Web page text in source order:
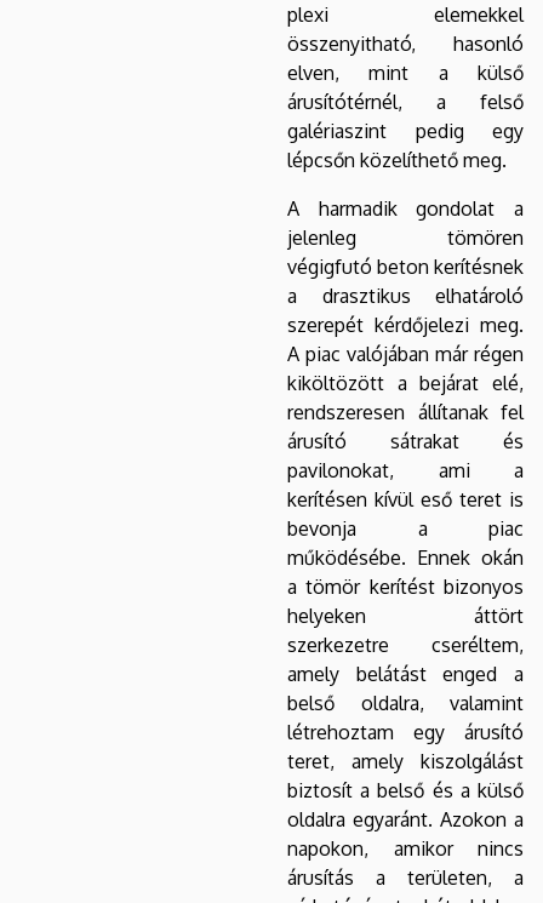
plexi elemekkel
összenyitható, hasonló
elven, mint a külső
árusítótérnél, a felső
galériaszint pedig egy
lépcsőn közelíthető meg.
A harmadik gondolat a
jelenleg tömören
végigfutó beton kerítésnek
a drasztikus elhatároló
szerepét kérdőjelezi meg.
A piac valójában már régen
kiköltözött a bejárat elé,
rendszeresen állítanak fel
árusító sátrakat és
pavilonokat, ami a
kerítésen kívül eső teret is
bevonja a piac
működésébe. Ennek okán
a tömör kerítést bizonyos
helyeken áttört
szerkezetre cseréltem,
amely belátást enged a
belső oldalra, valamint
létrehoztam egy árusító
teret, amely kiszolgálást
biztosít a belső és a külső
oldalra egyaránt. Azokon a
napokon, amikor nincs
árusítás a területen, a